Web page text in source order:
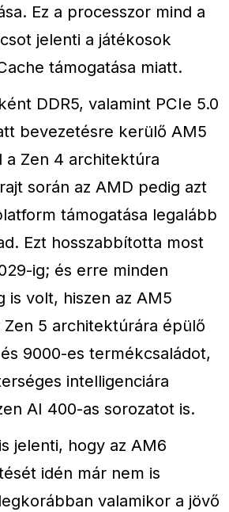
Ez a processzor mind a
jelenti a játékosok
támogatása miatt.
DDR5, valamint PCIe 5.0
bevezetésre kerülő AM5
a Zen 4 architektúra
során az AMD pedig azt
támogatása legalább
Ezt hosszabbította most
ig; és erre minden
is volt, hiszen az AM5
5 architektúrára épülő
9000-es termékcsaládot,
intelligenciára
AI 400-as sorozatot is.
jelenti, hogy az AM6
idén már nem is
valamikor a jövő